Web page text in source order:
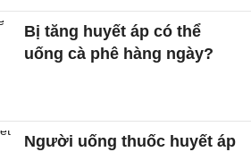
Bị tăng huyết áp có thể
uống cà phê hàng ngày?
Người uống thuốc huyết áp